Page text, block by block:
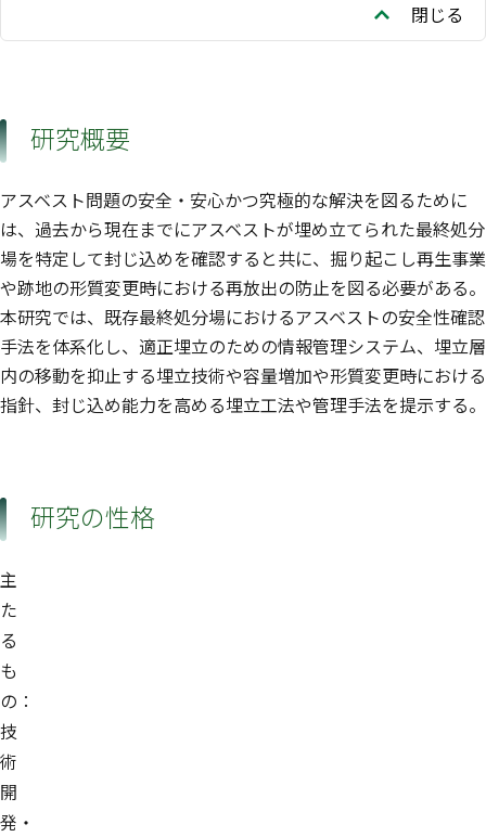
閉じる
研究概要
アスベスト問題の安全・安心かつ究極的な解決を図るために
は、過去から現在までにアスベストが埋め立てられた最終処分
場を特定して封じ込めを確認すると共に、掘り起こし再生事業
や跡地の形質変更時における再放出の防止を図る必要がある。
本研究では、既存最終処分場におけるアスベストの安全性確認
手法を体系化し、適正埋立のための情報管理システム、埋立層
内の移動を抑止する埋立技術や容量増加や形質変更時における
指針、封じ込め能力を高める埋立工法や管理手法を提示する。
研究の性格
主
た
る
も
の：
技
術
開
発・